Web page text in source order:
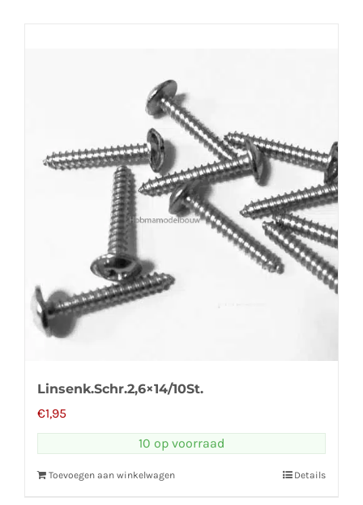
Linsenk.Schr.2,6×14/10St.
€1,95
10 op voorraad
Toevoegen aan winkelwagen Details